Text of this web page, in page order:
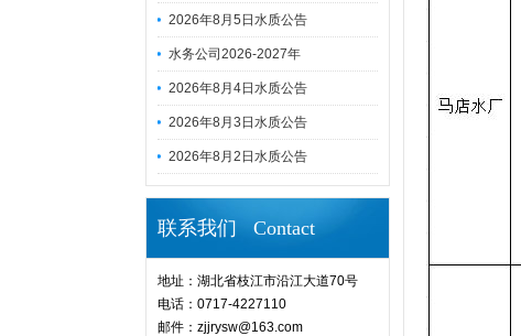
2026年8月5日水质公告
水务公司2026-2027年
2026年8月4日水质公告
2026年8月3日水质公告
2026年8月2日水质公告
联系我们 Contact
地址：湖北省枝江市沿江大道70号
电话：0717-4227110
邮件：zjjrysw@163.com